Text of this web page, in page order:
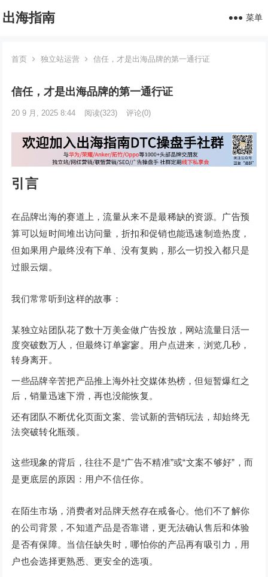
出海指南 菜单
首页 独立站运营 信任，才是出海品牌的第一通行证
信任，才是出海品牌的第一通行证
20 9 月, 2025 8:44 阅读(323) 评论(0)
引言
在品牌出海的赛道上，流量从来不是最稀缺的资源。广告预
算可以短时间堆出访问量，折扣和促销也能迅速制造热度，
但如果用户最终没有下单、没有复购，那么一切投入都只是
过眼云烟。
我们常常听到这样的故事：
某独立站团队花了数十万美金做广告投放，网站流量日活一
度突破数万人，但最终订单寥寥。用户点进来，浏览几秒，
转身离开。
一些品牌辛苦把产品推上海外社交媒体热榜，但短暂爆红之
后，销量迅速下滑，再也没能恢复。
还有团队不断优化页面文案、尝试新的营销玩法，却始终无
法突破转化瓶颈。
这些现象的背后，往往不是“广告不精准”或“文案不够好”，而
是更底层的原因：用户不信任你。
在陌生市场，消费者对品牌天然存在戒备心。他们不了解你
的公司背景，不知道产品是否靠谱，更无法确认售后和体验
是否有保障。当信任缺失时，哪怕你的产品再有吸引力，用
户也会选择更熟悉、更安全的选项。